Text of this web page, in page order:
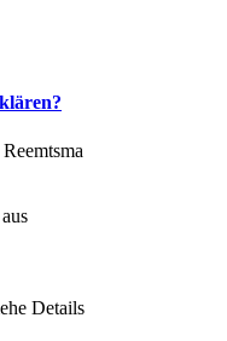
Details